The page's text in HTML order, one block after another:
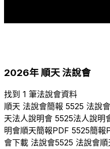
2026年 順天法說會
找到 1 筆法說會資料
順天 法說會簡報 5525 法說
天法人說明會 5525法人說明
明會順天簡報PDF 5525簡報
會下載 法說會5525 法說會順